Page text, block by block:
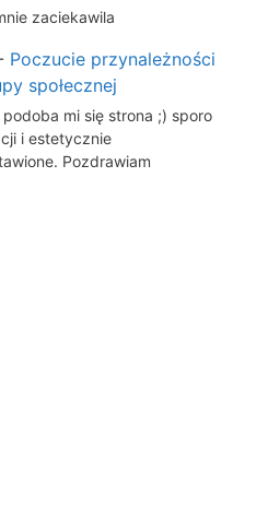
zaciekawila
Poczucie przynależności
społecznej
mi się strona ;) sporo
i estetycznie
Pozdrawiam